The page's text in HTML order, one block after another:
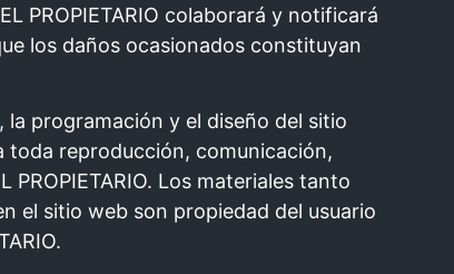
PROPIETARIO colaborará y notificará
los daños ocasionados constituyan
la programación y el diseño del sitio
toda reproducción, comunicación,
Los materiales tanto
el sitio web son propiedad del usuario